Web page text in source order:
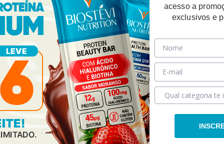
acesso a
exclusivos e